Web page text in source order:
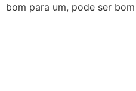
bom para um, pode ser